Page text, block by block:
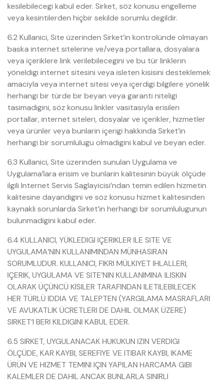
kesilebilecegi kabul eder. Sirket, söz konusu engelleme
veya kesintilerden hiçbir sekilde sorumlu degildir.
6.2 Kullanici, Site üzerinden Sirket’in kontrolünde olmayan
baska internet sitelerine ve/veya portallara, dosyalara
veya içeriklere link verilebilecegini ve bu tür linklerin
yöneldigi internet sitesini veya isleten kisisini desteklemek
amaciyla veya internet sitesi veya içerdigi bilgilere yönelik
herhangi bir türde bir beyan veya garanti niteligi
tasimadigini, söz konusu linkler vasitasiyla erisilen
portallar, internet siteleri, dosyalar ve içerikler, hizmetler
veya ürünler veya bunlarin içerigi hakkinda Sirket’in
herhangi bir sorumlulugu olmadigini kabul ve beyan eder.
6.3 Kullanici, Site üzerinden sunulan Uygulama ve
Uygulama’lara erisim ve bunlarin kalitesinin büyük ölçüde
ilgili Internet Servis Saglayicisi’ndan temin edilen hizmetin
kalitesine dayandigini ve söz konusu hizmet kalitesinden
kaynakli sorunlarda Sirket’in herhangi bir sorumlulugunun
bulunmadigini kabul eder.
6.4 KULLANICI, YÜKLEDIGI IÇERIKLER ILE SITE VE
UYGULAMA’NIN KULLANIMINDAN MÜNHASIRAN
SORUMLUDUR. KULLANICI, FIKRI MÜLKIYET IHLALLERI,
IÇERIK, UYGULAMA VE SITE’NIN KULLANIMINA ILISKIN
OLARAK ÜÇÜNCÜ KISILER TARAFINDAN ILETILEBILECEK
HER TÜRLÜ IDDIA VE TALEPTEN (YARGILAMA MASRAFLARI
VE AVUKATLIK ÜCRETLERI DE DAHIL OLMAK ÜZERE)
SIRKET’I BERI KILDIGINI KABUL EDER.
6.5 SIRKET, UYGULANACAK HUKUKUN IZIN VERDIGI
ÖLÇÜDE, KAR KAYBI, SEREFIYE VE ITIBAR KAYBI, IKAME
ÜRÜN VE HIZMET TEMINI IÇIN YAPILAN HARCAMA GIBI
KALEMLER DE DAHIL ANCAK BUNLARLA SINIRLI